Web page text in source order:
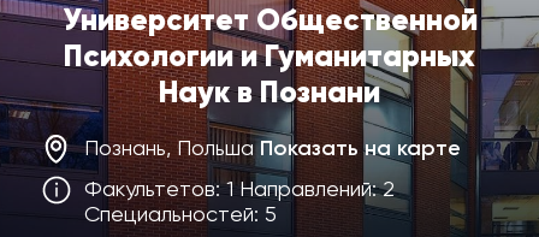
Университет Общественной
Психологии и Гуманитарных
Наук в Познани
Познань, Польша Показать на карте
Факультетов: 1 Направлений: 2
Специальностей: 5